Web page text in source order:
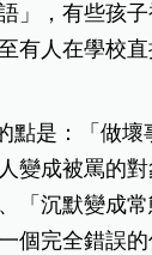
」，有些孩
有人在學校
點是：「做壞
變成被罵的
「沉默變成
個完全錯誤的